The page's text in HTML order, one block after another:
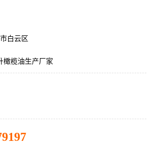
白云区
橄榄油生产厂家